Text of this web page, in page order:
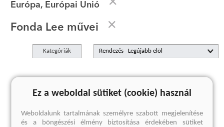
Európa, Európai Unió
Fonda Lee művei
Kategóriák Rendezés
A keresett kifejezésre nincs találat
Ez a weboldal sütiket (cookie) használ
Weboldalunk tartalmának személyre szabott megjelenítése
és a böngészési élmény biztosítása érdekében sütiket